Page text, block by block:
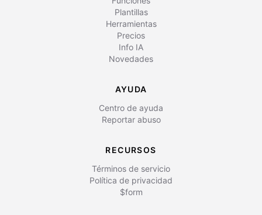
Plantillas
Herramientas
Precios
Info IA
Novedades
AYUDA
Centro de ayuda
Reportar abuso
RECURSOS
Términos de servicio
Política de privacidad
$form